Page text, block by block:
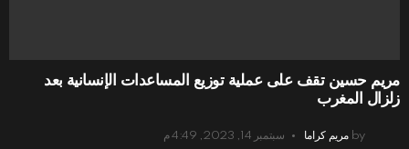
مريم حسين تقف على عملية توزيع المساعدات الإنسانية بعد
زلزال المغرب
by مريم كراما سبتمبر 14, 2023, 4:49 م